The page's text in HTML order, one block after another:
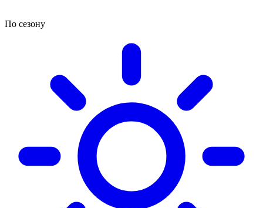
По сезону